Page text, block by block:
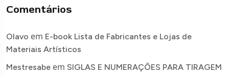
Comentários
Olavo em E-book Lista de Fabricantes e Lojas de
Materiais Artísticos
Mestresabe em SIGLAS E NUMERAÇÕES PARA TIRAGEM